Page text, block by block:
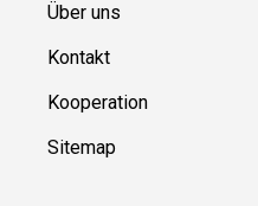
Über uns
Kontakt
Kooperation
Sitemap